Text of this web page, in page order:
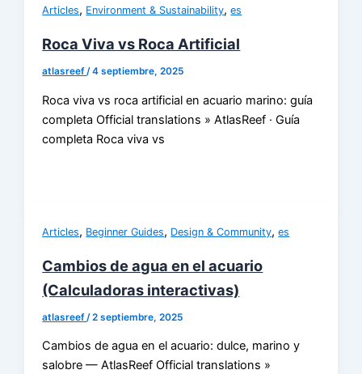
Articles, Environment & Sustainability,es
Roca Viva vs Roca Artificial
atlasreef/4 septiembre, 2025
Roca viva vs roca artificial en acuario marino: guía
completa Official translations » AtlasReef · Guía
completa Roca viva vs
Articles, Beginner Guides, Design & Community,es
Cambios de agua en el acuario
(Calculadoras interactivas)
atlasreef /2 septiembre, 2025
Cambios de agua en el acuario: dulce, marino y
salobre — AtlasReef Official translations »